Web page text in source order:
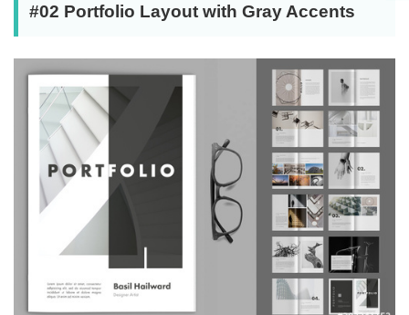
#02 Portfolio Layout with Gray Accents